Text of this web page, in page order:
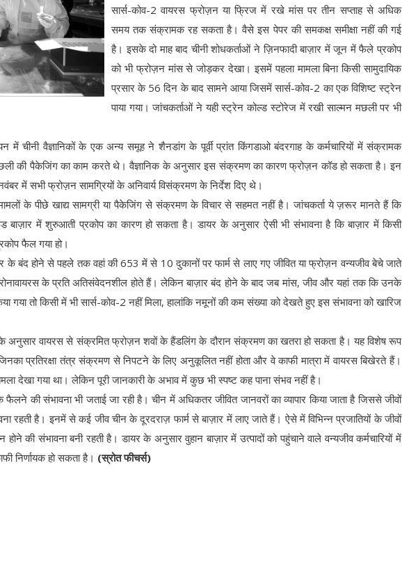
सार्स-कोव-2 वायरस फ्रोज़न या फ्रिज में रखे मांस पर तीन सप्ताह से अधिक
समय तक संक्रामक रह सकता है। वैसे इस पेपर की समकक्ष समीक्षा नहीं की गई
है। इसके दो माह बाद चीनी शोधकर्ताओं ने ज़िनफादी बाज़ार में जून में फैले प्रकोप
को भी फ्रोज़न मांस से जोड़कर देखा। इसमें पहला मामला बिना किसी सामुदायिक
प्रसार के 56 दिन के बाद सामने आया जिसमें सार्स-कोव-2 का एक विशिष्ट स्ट्रेन
पाया गया। जांचकर्ताओं ने यही स्ट्रेन कोल्ड स्टोरेज में रखी साल्मन मछली पर भी
में चीनी वैज्ञानिकों के एक अन्य समूह ने शैनडांग के पूर्वी प्रांत किंगडाओ बंदरगाह के कर्मचारियों में संक्रामक
की पैकेजिंग का काम करते थे। वैज्ञानिक के अनुसार इस संक्रमण का कारण फ्रोज़न कॉड हो सकता है। इन
में सभी फ्रोज़न सामग्रियों के अनिवार्य विसंक्रमण के निर्देश दिए थे।
के पीछे खाद्य सामग्री या पैकेजिंग से संक्रमण के विचार से सहमत नहीं है। जांचकर्ता ये ज़रूर मानते हैं कि
बाज़ार में शुरुआती प्रकोप का कारण हो सकता है। डायर के अनुसार ऐसी भी संभावना है कि बाज़ार में किसी
फैल गया हो।
के बंद होने से पहले तक वहां की 653 में से 10 दुकानों पर फार्म से लाए गए जीवित या फ्रोज़न वन्यजीव बेचे जाते
के प्रति अतिसंवेदनशील होते हैं। लेकिन बाज़ार बंद होने के बाद जब मांस, जीव और यहां तक कि उनके
तो किसी में भी सार्स-कोव-2 नहीं मिला, हालांकि नमूनों की कम संख्या को देखते हुए इस संभावना को खारिज
अनुसार वायरस से संक्रमित फ्रोज़न शवों के हैंडलिंग के दौरान संक्रमण का खतरा हो सकता है। यह विशेष रूप
प्रतिरक्षा तंत्र संक्रमण से निपटने के लिए अनुकूलित नहीं होता और वे काफी मात्रा में वायरस बिखेरते हैं।
देखा गया था। लेकिन पूरी जानकारी के अभाव में कुछ भी स्पष्ट कह पाना संभव नहीं है।
की संभावना भी जताई जा रही है। चीन में अधिकतर जीवित जानवरों का व्यापार किया जाता है जिससे जीवों
रहती है। इनमें से कई जीव चीन के दूरदराज़ फार्म से बाज़ार में लाए जाते हैं। ऐसे में विभिन्न प्रजातियों के जीवों
की संभावना बनी रहती है। डायर के अनुसार वुहान बाज़ार में उत्पादों को पहुंचाने वाले वन्यजीव कर्मचारियों में
निर्णायक हो सकता है। (स्रोत फीचर्स)